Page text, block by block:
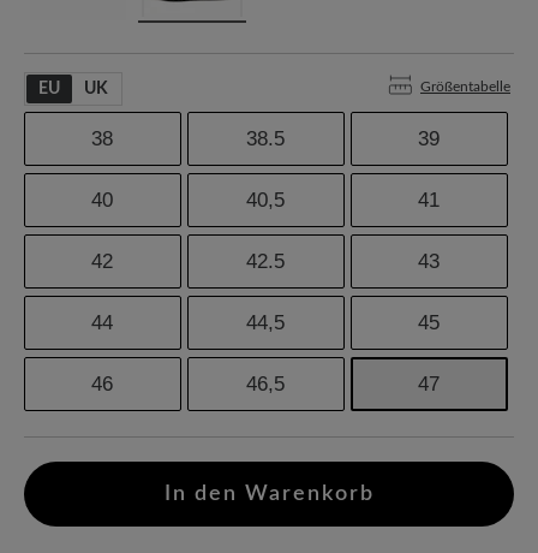
EU UK Größentabelle
38 38.5 39
40 40,5 41
42 42.5 43
44 44,5 45
46 46,5 47
In den Warenkorb